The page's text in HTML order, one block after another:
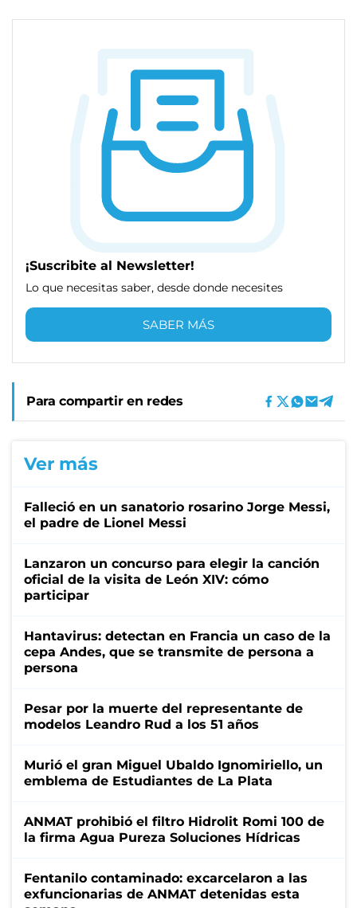
¡Suscribite al Newsletter!
Lo que necesitas saber, desde donde necesites
SABER MÁS
Para compartir en redes
Ver más
Falleció en un sanatorio rosarino Jorge Messi,
el padre de Lionel Messi
Lanzaron un concurso para elegir la canción
oficial de la visita de León XIV: cómo
participar
Hantavirus: detectan en Francia un caso de la
cepa Andes, que se transmite de persona a
persona
Pesar por la muerte del representante de
modelos Leandro Rud a los 51 años
Murió el gran Miguel Ubaldo Ignomiriello, un
emblema de Estudiantes de La Plata
ANMAT prohibió el filtro Hidrolit Romi 100 de
la firma Agua Pureza Soluciones Hídricas
Fentanilo contaminado: excarcelaron a las
exfuncionarias de ANMAT detenidas esta